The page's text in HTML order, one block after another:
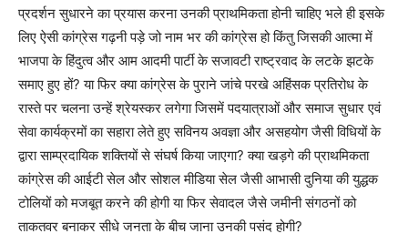
प्रदर्शन सुधारने का प्रयास करना उनकी प्राथमिकता होनी चाहिए भले ही इसके
लिए ऐसी कांग्रेस गढ़नी पड़े जो नाम भर की कांग्रेस हो किंतु जिसकी आत्मा में
भाजपा के हिंदुत्व और आम आदमी पार्टी के सजावटी राष्ट्रवाद के लटके झटके
समाए हुए हों? या फिर क्या कांग्रेस के पुराने जांचे परखे अहिंसक प्रतिरोध के
रास्ते पर चलना उन्हें श्रेयस्कर लगेगा जिसमें पदयात्राओं और समाज सुधार एवं
सेवा कार्यक्रमों का सहारा लेते हुए सविनय अवज्ञा और असहयोग जैसी विधियों के
द्वारा साम्प्रदायिक शक्तियों से संघर्ष किया जाएगा? क्या खड़गे की प्राथमिकता
कांग्रेस की आईटी सेल और सोशल मीडिया सेल जैसी आभासी दुनिया की युद्धक
टोलियों को मजबूत करने की होगी या फिर सेवादल जैसे जमीनी संगठनों को
ताकतवर बनाकर सीधे जनता के बीच जाना उनकी पसंद होगी?